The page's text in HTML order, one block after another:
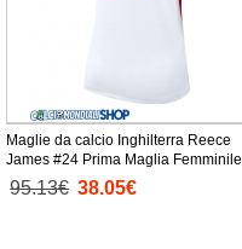
Maglie da calcio Inghilterra Reece
James #24 Prima Maglia Femminile
Mondiali 2026 Manica Corta
95.13€ 38.05€